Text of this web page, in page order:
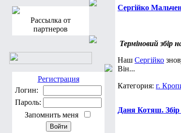
Рассылка от
партнеров
Регистрация
Логин:
Пароль:
Запомнить меня
Сергійко
Терміновий збір
Наш Сергійко
Він...
Категория: г.
Даня Котяш.